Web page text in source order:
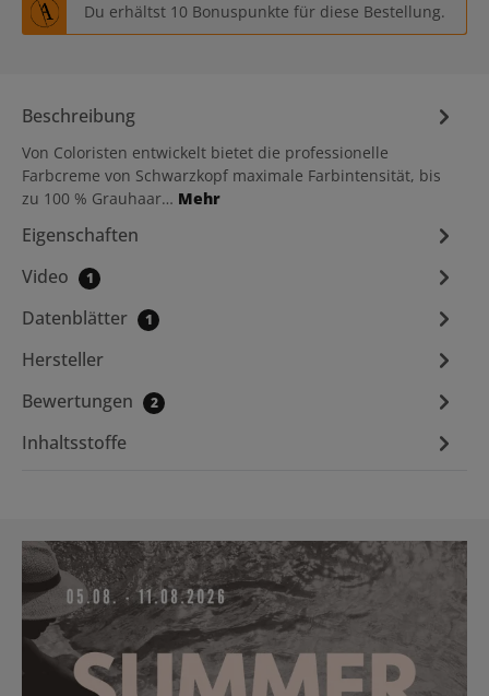
Du erhältst 10 Bonuspunkte für diese Bestellung.
Beschreibung
Von Coloristen entwickelt bietet die professionelle
Farbcreme von Schwarzkopf maximale Farbintensität, bis
zu 100 % Grauhaar… Mehr
Eigenschaften
Video
1
Datenblätter 1
Hersteller
Bewertungen
2
Inhaltsstoffe